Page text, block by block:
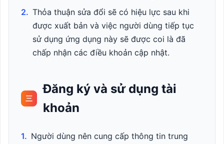
2. Thỏa thuận sửa đổi sẽ có hiệu lực sau khi
được xuất bản và việc người dùng tiếp tục
sử dụng ứng dụng này sẽ được coi là đã
chấp nhận các điều khoản cập nhật.
三
Đăng ký và sử dụng tài
khoản
1. Người dùng nên cung cấp thông tin trung